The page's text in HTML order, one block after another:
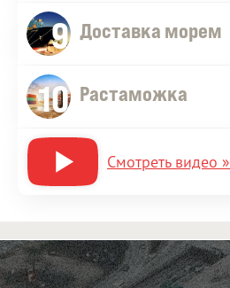
9 Доставка морем
10 Растаможка
Смотреть видео »